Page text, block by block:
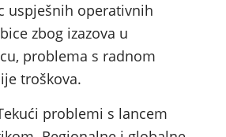
uspješnih operativnih
zbog izazova u
problema s radnom
troškova.
problemi s lancem